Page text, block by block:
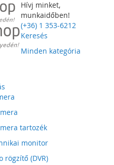
Hívj minket,
munkaidőben!
(+36) 1 353-6212
Keresés
Minden kategória
tartozék
monitor
rögzítő (DVR)